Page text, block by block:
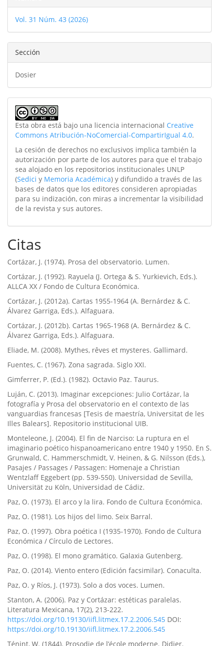
del
artículo
Vol. 31 Núm. 43 (2026)
Sección
Dosier
Esta obra está bajo una licencia internacional Creative
Commons Atribución-NoComercial-CompartirIgual 4.0.
La cesión de derechos no exclusivos implica también la
autorización por parte de los autores para que el trabajo
sea alojado en los repositorios institucionales UNLP
(Sedici y Memoria Académica) y difundido a través de las
bases de datos que los editores consideren apropiadas
para su indización, con miras a incrementar la visibilidad
de la revista y sus autores.
Citas
Cortázar, J. (1974). Prosa del observatorio. Lumen.
Cortázar, J. (1992). Rayuela (J. Ortega & S. Yurkievich, Eds.).
ALLCA XX / Fondo de Cultura Económica.
Cortázar, J. (2012a). Cartas 1955-1964 (A. Bernárdez & C.
Álvarez Garriga, Eds.). Alfaguara.
Cortázar, J. (2012b). Cartas 1965-1968 (A. Bernárdez & C.
Álvarez Garriga, Eds.). Alfaguara.
Eliade, M. (2008). Mythes, rêves et mysteres. Gallimard.
Fuentes, C. (1967). Zona sagrada. Siglo XXI.
Gimferrer, P. (Ed.). (1982). Octavio Paz. Taurus.
Luján, C. (2013). Imaginar excepciones: Julio Cortázar, la
fotografía y Prosa del observatorio en el contexto de las
vanguardias francesas [Tesis de maestría, Universitat de les
Illes Balears]. Repositorio institucional UIB.
Monteleone, J. (2004). El fin de Narciso: La ruptura en el
imaginario poético hispanoamericano entre 1940 y 1950. En S.
Grunwald, C. Hammerschmidt, V. Heinen, & G. Nilsson (Eds.),
Pasajes / Passages / Passagen: Homenaje a Christian
Wentzlaff Eggebert (pp. 539-550). Universidad de Sevilla,
Universität zu Köln, Universidad de Cádiz.
Paz, O. (1973). El arco y la lira. Fondo de Cultura Económica.
Paz, O. (1981). Los hijos del limo. Seix Barral.
Paz, O. (1997). Obra poética I (1935-1970). Fondo de Cultura
Económica / Círculo de Lectores.
Paz, O. (1998). El mono gramático. Galaxia Gutenberg.
Paz, O. (2014). Viento entero (Edición facsimilar). Conaculta.
Paz, O. y Ríos, J. (1973). Solo a dos voces. Lumen.
Stanton, A. (2006). Paz y Cortázar: estéticas paralelas.
Literatura Mexicana, 17(2), 213-222.
https://doi.org/10.19130/iifl.litmex.17.2.2006.545 DOI:
https://doi.org/10.19130/iifl.litmex.17.2.2006.545
Ténint, W. (1844). Prosodie de l’école moderne. Didier.